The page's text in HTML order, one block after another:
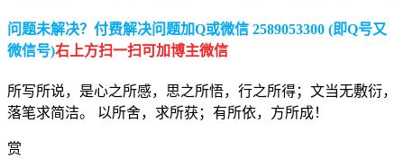
问题未解决？付费解决问题加Q或微信 2589053300 (即Q号又
微信号)右上方扫一扫可加博主微信
所写所说，是心之所感，思之所悟，行之所得；文当无敷衍，
落笔求简洁。 以所舍，求所获；有所依，方所成！
赏